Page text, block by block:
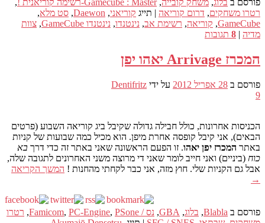
פורסם ב בלוג, משחק קובייה,Gamecube : Master-רשימה קוריאנית !
,
רטרו משחקים, דרום קוריאה | תייג קוריאני,
Daewon
, סט מלא,
GameCube
, קוריאה, רשימת אב, נינטנדו, נינטנדו GameCube , צוות
מדיה |
8 תגובות
המכרז Arrivage יאהו יפן
פורסם ב 28 אפריל 2012 על ידי Dentifritz
9
הכניסות אחרונות, כולל חבילה גדולה שקיבל ביג קוריאה השבוע (פרטים
הבאים), אני קיבל קופסה אחרת מיפן. הוא מכיל כמה שבועות של קניות
באתר המכרז יפן יאהו. זו הפעם הראשונה שאני באתר זה כדי דרך בא
כוח (ביניים) ואני חייב לומר שאני די מרוצה משני האחרונים לתגובה שלה,
אבל גם הקניות שלי. חוץ מזה, אני כבר לקחתי מהחנות ! המשך הקריאה
→
פורסם ב Blabla
, בלוג,
GBA
, נס / Famicom , PC-Engine, PSone
, רטרו